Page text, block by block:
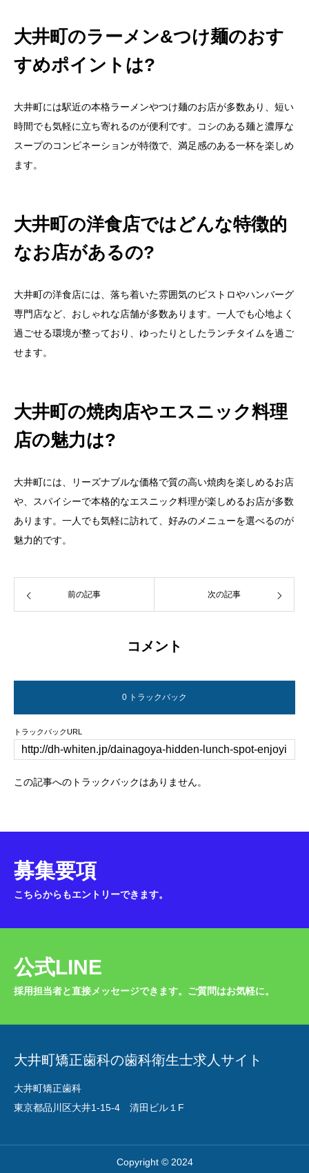
大井町のラーメン&つけ麺のおす
すめポイントは?
大井町には駅近の本格ラーメンやつけ麺のお店が多数あり、短い
時間でも気軽に立ち寄れるのが便利です。コシのある麺と濃厚な
スープのコンビネーションが特徴で、満足感のある一杯を楽しめ
ます。
大井町の洋食店ではどんな特徴的
なお店があるの?
大井町の洋食店には、落ち着いた雰囲気のビストロやハンバーグ
専門店など、おしゃれな店舗が多数あります。一人でも心地よく
過ごせる環境が整っており、ゆったりとしたランチタイムを過ご
せます。
大井町の焼肉店やエスニック料理
店の魅力は?
大井町には、リーズナブルな価格で質の高い焼肉を楽しめるお店
や、スパイシーで本格的なエスニック料理が楽しめるお店が多数
あります。一人でも気軽に訪れて、好みのメニューを選べるのが
魅力的です。
前の記事 次の記事
コメント
0 トラックバック
トラックバックURL
この記事へのトラックバックはありません。
募集要項
こちらからもエントリーできます。
公式LINE
採用担当者と直接メッセージできます。ご質問はお気軽に。
大井町矯正歯科の歯科衛生士求人サイト
大井町矯正歯科
東京都品川区大井1-15-4 清田ビル１F
Copyright © 2024